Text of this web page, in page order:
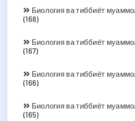
Биология ва тиббиёт
(168)
Биология ва тиббиёт
(167)
Биология ва тиббиёт
(166)
Биология ва тиббиёт
(165)